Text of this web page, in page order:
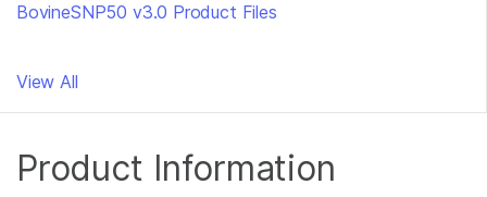
BovineSNP50 v3.0 Product Files
View All
Product Information